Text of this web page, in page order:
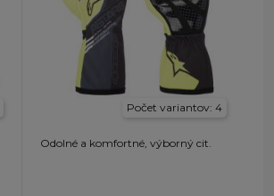
Počet variantov: 4
Odolné a komfortné, výborný cit.